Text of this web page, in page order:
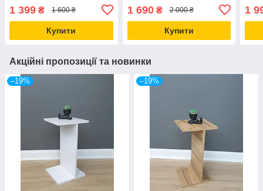
1 399 ₴ 1 600 ₴
Купити
1 690₴ 2 000 ₴
Купити
1
Акційні пропозиції та новинки
–19% –19%